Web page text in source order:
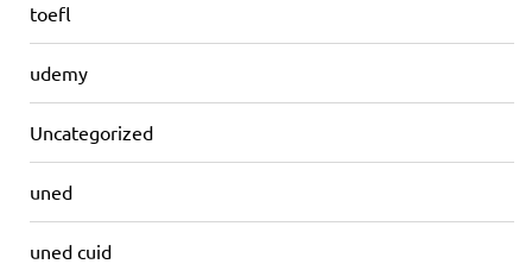
toefl
udemy
Uncategorized
uned
uned cuid